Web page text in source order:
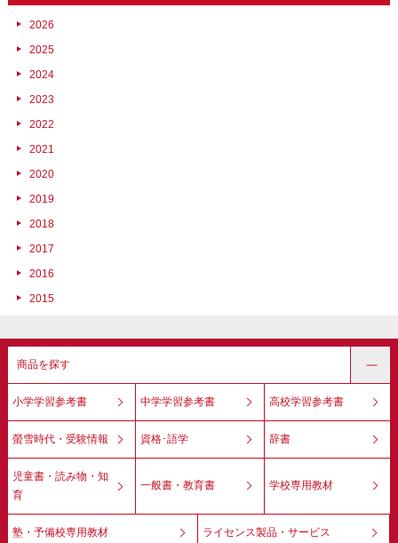
2026
2025
2024
2023
2022
2021
2020
2019
2018
2017
2016
2015
商品を探す
小学学習参考書 中学学習参考書 高校学習参考書
螢雪時代・受験情報 資格･語学 辞書
児童書・読み物・知
育
一般書・教育書 学校専用教材
塾・予備校専用教材 ライセンス製品・サービス